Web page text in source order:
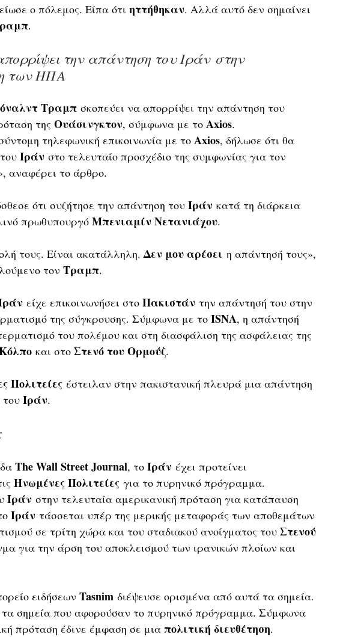
ο πόλεμος. Είπα ότι ηττήθηκαν. Αλλά αυτό δεν σημαίνει
.
την απάντηση του Ιράν στην
των ΗΠΑ
Τραμπ σκοπεύει να απορρίψει την απάντηση του
της Ουάσινγκτον, σύμφωνα με το Axios.
τηλεφωνική επικοινωνία με το Axios, δήλωσε ότι θα
Ιράν στο τελευταίο προσχέδιο της συμφωνίας για τον
αναφέρει το άρθρο.
ότι συζήτησε την απάντηση του Ιράν κατά τη διάρκεια
πρωθυπουργό Μπενιαμίν Νετανιάχου.
τους. Είναι ακατάλληλη. Δεν μου αρέσει η απάντησή τους»,
τον Τραμπ.
είχε επικοινωνήσει στο Πακιστάν την απάντησή του στην
της σύγκρουσης. Σύμφωνα με το ISNA, η απάντησή
του πολέμου και στη διασφάλιση της ασφάλειας της
και στο Στενό του Ορμούζ.
Πολιτείες έστειλαν στην πακιστανική πλευρά μια απάντηση
Ιράν.
The Wall Street Journal, το Ιράν έχει προτείνει
Ηνωμένες Πολιτείες για το πυρηνικό πρόγραμμα.
Ιράν στην τελευταία αμερικανική πρόταση για κατάπαυση
Ιράν τάσσεται υπέρ της μερικής μεταφοράς των αποθεμάτων
σε τρίτη χώρα και του σταδιακού ανοίγματος του Στενού
για την άρση του αποκλεισμού των ιρανικών πλοίων και
ειδήσεων Tasnim διέψευσε ορισμένα από αυτά τα σημεία.
σημεία που αφορούσαν το πυρηνικό πρόγραμμα. Σύμφωνα
πρόταση έδινε έμφαση σε μια πολιτική διευθέτηση.